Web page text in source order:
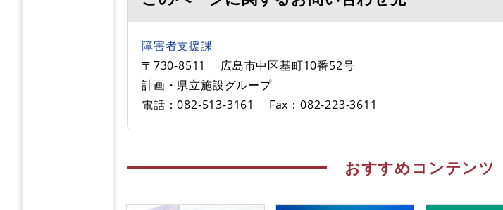
障害者支援課
〒730-8511
広島市中区基町10番52号
計画・県立施設グループ
電話：082-513-3161
Fax：082-223-3611
おすすめコンテンツ